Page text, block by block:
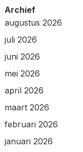
Archief
augustus 2026
juli 2026
juni 2026
mei 2026
april 2026
maart 2026
februari 2026
januari 2026